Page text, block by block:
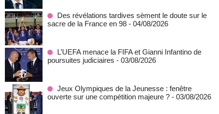
Des révélations tardives sèment le doute sur le
sacre de la France en 98 - 04/08/2026
L’UEFA menace la FIFA et Gianni Infantino de
poursuites judiciaires - 03/08/2026
Jeux Olympiques de la Jeunesse : fenêtre
ouverte sur une compétition majeure ? - 03/08/2026